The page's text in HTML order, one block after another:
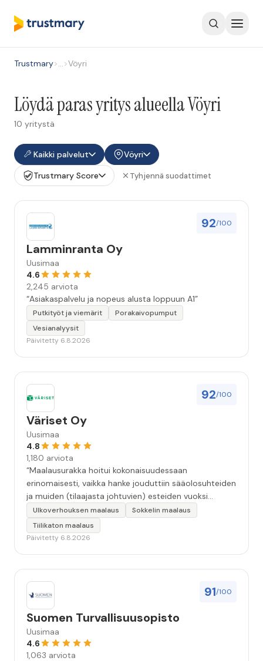
Trustmary>…>Vöyri
Löydä paras yritys alueella Vöyri
10 yritystä
Kaikki palvelut
Vöyri
Trustmary Score
Tyhjennä suodattimet
92/100
Lamminranta Oy
Uusimaa
4.6
2,245 arviota
“Asiakaspalvelu ja nopeus alusta loppuun A1”
Putkityöt ja viemärit
Porakaivopumput
Vesianalyysit
Päivitetty 6.8.2026
92/100
Väriset Oy
Uusimaa
4.8
1,180 arviota
“Maalausurakka hoitui kokonaisuudessaan
erinomaisesti, vaikka hanke jouduttiin sääolosuhteiden
ja muiden (tilaajasta johtuvien) esteiden vuoksi
keskeyttämään n. 3 viikoksi. Maalaistulos on oikein
hyvä, yhteydenpito erinomaista, jälkityöt tehtiin
huolellisesti. Suosittelen. Erityiskiitos itse maalareille:
Ulkoverhouksen maalaus
Sokkelin maalaus
Tiilikaton maalaus
Päivitetty 6.8.2026
91/100
Suomen Turvallisuusopisto
Uusimaa
4.6
1,063 arviota